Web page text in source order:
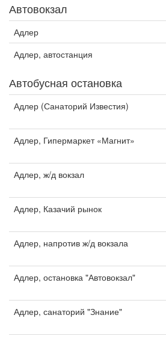
Автовокзал
Адлер
Адлер, автостанция
Автобусная остановка
Адлер (Санаторий Известия)
Адлер, Гипермаркет «Магнит»
Адлер, ж/д вокзал
Адлер, Казачий рынок
Адлер, напротив ж/д вокзала
Адлер, остановка "Автовокзал"
Адлер, санаторий "Знание"